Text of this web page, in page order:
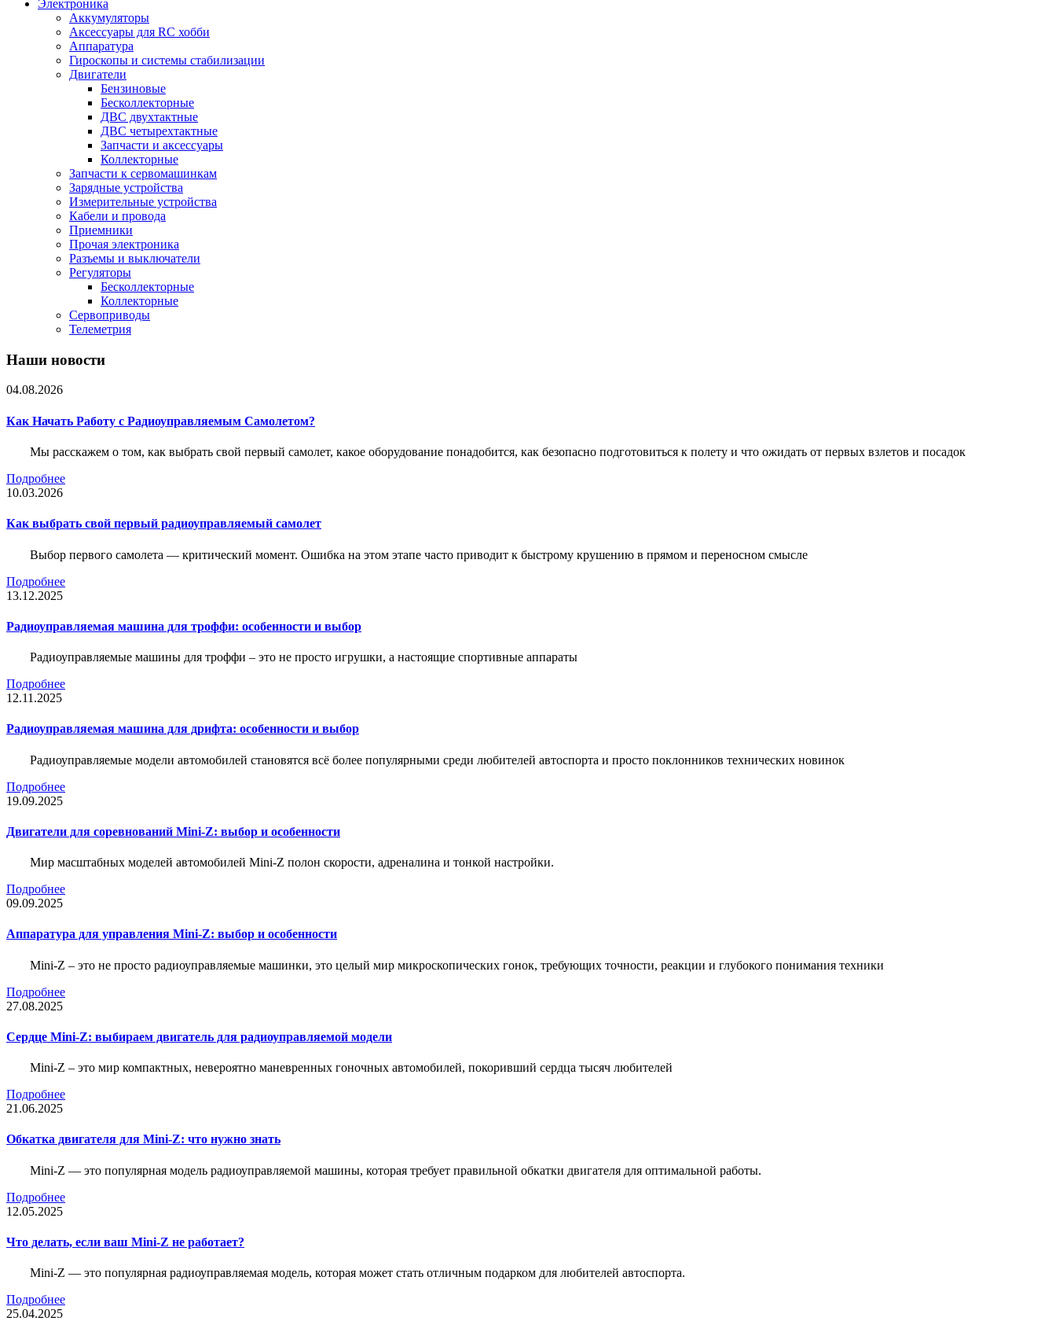
Электроника
Аккумуляторы
Аксессуары для RC хобби
Аппаратура
Гироскопы и системы стабилизации
Двигатели
Бензиновые
Бесколлекторные
ДВС двухтактные
ДВС четырехтактные
Запчасти и аксессуары
Коллекторные
Запчасти к сервомашинкам
Зарядные устройства
Измерительные устройства
Кабели и провода
Приемники
Прочая электроника
Разъемы и выключатели
Регуляторы
Бесколлекторные
Коллекторные
Сервоприводы
Телеметрия
Наши новости
04.08.2026
Как Начать Работу с Радиоуправляемым Самолетом?
Мы расскажем о том, как выбрать свой первый самолет, какое оборудование понадобится, как безопасно подготовиться к полету и что ожидать от первых взлетов и посадок
Подробнее
10.03.2026
Как выбрать свой первый радиоуправляемый самолет
Выбор первого самолета — критический момент. Ошибка на этом этапе часто приводит к быстрому крушению в прямом и переносном смысле
Подробнее
13.12.2025
Радиоуправляемая машина для троффи: особенности и выбор
Радиоуправляемые машины для троффи – это не просто игрушки, а настоящие спортивные аппараты
Подробнее
12.11.2025
Радиоуправляемая машина для дрифта: особенности и выбор
Радиоуправляемые модели автомобилей становятся всё более популярными среди любителей автоспорта и просто поклонников технических новинок
Подробнее
19.09.2025
Двигатели для соревнований Mini-Z: выбор и особенности
Мир масштабных моделей автомобилей Mini-Z полон скорости, адреналина и тонкой настройки.
Подробнее
09.09.2025
Аппаратура для управления Mini-Z: выбор и особенности
Mini-Z – это не просто радиоуправляемые машинки, это целый мир микроскопических гонок, требующих точности, реакции и глубокого понимания техники
Подробнее
27.08.2025
Сердце Mini-Z: выбираем двигатель для радиоуправляемой модели
Mini-Z – это мир компактных, невероятно маневренных гоночных автомобилей, покоривший сердца тысяч любителей
Подробнее
21.06.2025
Обкатка двигателя для Mini-Z: что нужно знать
Mini-Z — это популярная модель радиоуправляемой машины, которая требует правильной обкатки двигателя для оптимальной работы.
Подробнее
12.05.2025
Что делать, если ваш Mini-Z не работает?
Mini-Z — это популярная радиоуправляемая модель, которая может стать отличным подарком для любителей автоспорта.
Подробнее
25.04.2025